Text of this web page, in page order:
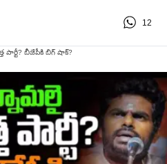
12
పార్టీ? బీజేపీకి బిగ్ షాక్?